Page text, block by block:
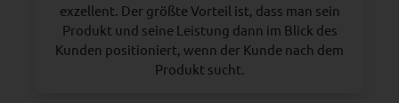
exzellent. Der größte Vorteil ist, dass man sein
Produkt und seine Leistung dann im Blick des
Kunden positioniert, wenn der Kunde nach dem
Produkt sucht.